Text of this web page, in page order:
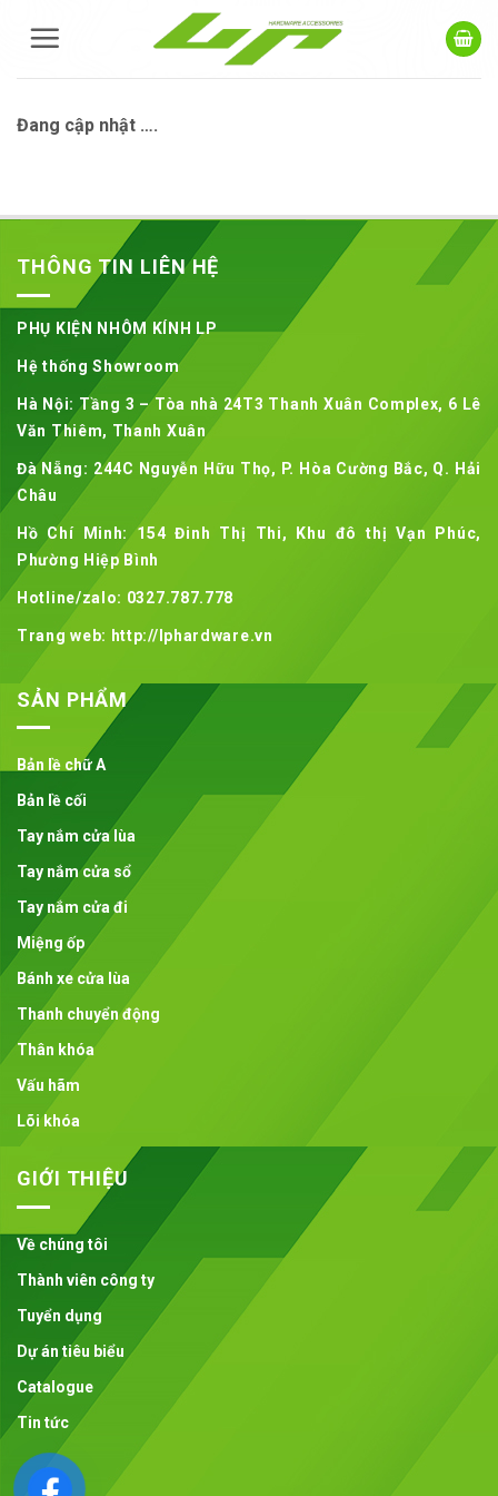
Đang cập nhật ….
THÔNG TIN LIÊN HỆ
PHỤ KIỆN NHÔM KÍNH LP
Hệ thống Showroom
Hà Nội: Tầng 3 – Tòa nhà 24T3 Thanh Xuân Complex, 6 Lê
Văn Thiêm, Thanh Xuân
Đà Nẵng: 244C Nguyễn Hữu Thọ, P. Hòa Cường Bắc, Q. Hải
Châu
Hồ Chí Minh: 154 Đinh Thị Thi, Khu đô thị Vạn Phúc,
Phường Hiệp Bình
Hotline/zalo: 0327.787.778
Trang web: http://lphardware.vn
SẢN PHẨM
Bản lề chữ A
Bản lề cối
Tay nắm cửa lùa
Tay nắm cửa sổ
Tay nắm cửa đi
Miệng ốp
Bánh xe cửa lùa
Thanh chuyển động
Thân khóa
Vấu hãm
Lõi khóa
GIỚI THIỆU
Về chúng tôi
Thành viên công ty
Tuyển dụng
Dự án tiêu biểu
Catalogue
Tin tức